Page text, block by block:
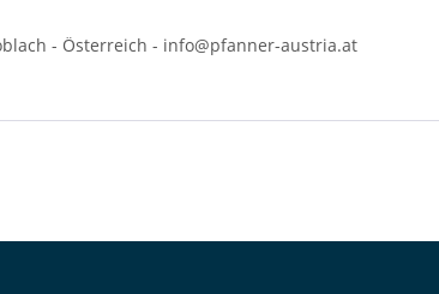
- Österreich - info@pfanner-austria.at